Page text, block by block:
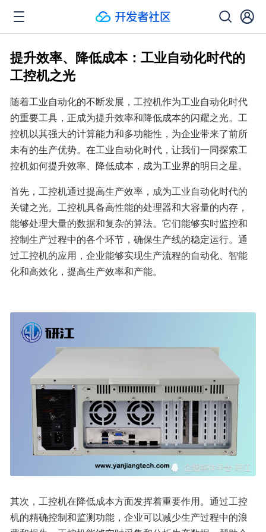
提升效率、降低成本：工业自动化时代的
工控机之光
随着工业自动化的不断发展，工控机作为工业自动化时代
的重要工具，正成为提升效率和降低成本的闪耀之光。工
控机以其强大的计算能力和多功能性，为企业带来了前所
未有的生产优势。在工业自动化时代，让我们一同探索工
控机如何提升效率、降低成本，成为工业界的明日之星。
首先，工控机通过提高生产效率，成为工业自动化时代的
关键之光。工控机具备高性能的处理器和大容量的内存，
能够处理大量的数据和复杂的算法。它们能够实时监控和
控制生产过程中的各个环节，确保生产线的稳定运行。通
过工控机的应用，企业能够实现生产流程的自动化、智能
化和高效化，提高生产效率和产能。
其次，工控机在降低成本方面发挥着重要作用。通过工控
机的精确控制和监测功能，企业可以减少生产过程中的浪